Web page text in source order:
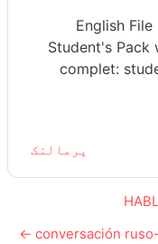
-English
Student's
complet:
پرمالنک
conversación